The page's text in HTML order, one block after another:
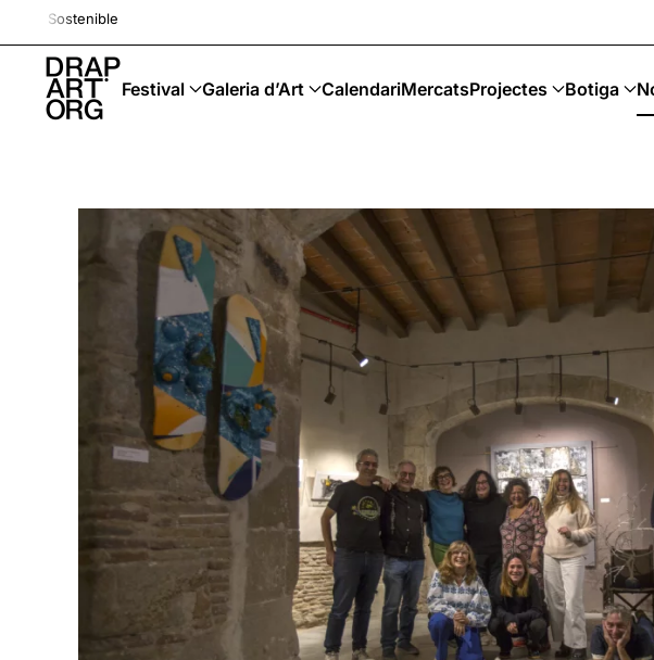
Skip to main content
Festival Galeria d’Art CalendariMercatsProjectes Botiga